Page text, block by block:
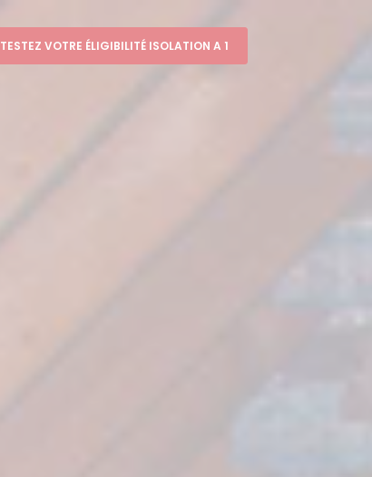
TESTEZ VOTRE ÉLIGIBILITÉ ISOLATION A 1